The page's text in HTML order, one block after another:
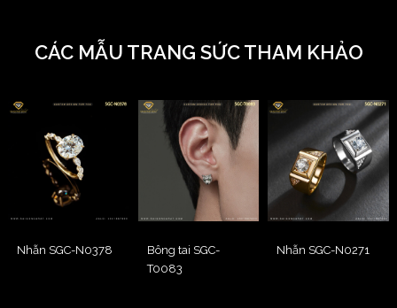
CÁC MẪU TRANG SỨC THAM KHẢO
Nhẫn SGC-N0378
Bông tai SGC-
T0083
Nhẫn SGC-N0271